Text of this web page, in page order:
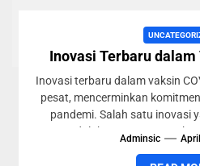
Inovasi Terbaru dalam
Inovasi terbaru dalam vaksin
pesat, mencerminkan
pandemi. Salah satu inovasi
adalah penggunaan
Adminsic